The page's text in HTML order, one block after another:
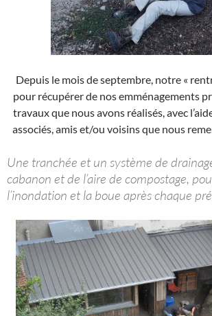
Depuis le mois de septembre, notre «
pour récupérer de nos emménagements
travaux que nous avons réalisés, avec
associés, amis et/ou voisins que nous
Une tranchée et un système de
cabanon et de l’aire de compostage,
l’inondation et la boue après chaque